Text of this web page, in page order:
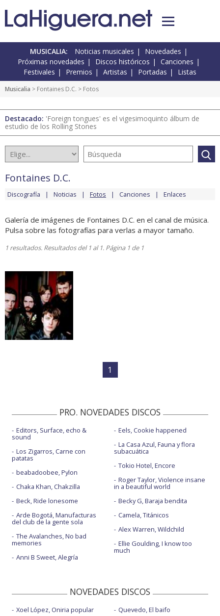
MUSICALIA: Noticias musicales
Novedades
Próximas novedades
Discos históricos
Canciones
Festivales
Premios Artistas Portadas Listas
Musicalia > Fontaines D.C. > Fotos
Destacado: 'Foreign tongues' es el vigesimoquinto álbum de
estudio de los Rolling Stones
Fontaines D.C.
Discografía Noticias Fotos Canciones Enlaces
Galería de imágenes de Fontaines D.C. en el canal de música.
Pulsa sobre las fotografías para verlas a mayor tamaño.
1 resultados. Resultados del 1 al 1. Página 1 de 1
1
PRO. NOVEDADES DISCOS
Editors, Surface, echo &
sound
Los Zigarros, Carne con
patatas
beabadoobee, Pylon
Chaka Khan, Chakzilla
Beck, Ride lonesome
Arde Bogotá, Manufacturas
del club de la gente sola
The Avalanches, No bad
memories
Anni B Sweet, Alegría
Eels, Cookie happened
La Casa Azul, Fauna y flora
subacuática
Tokio Hotel, Encore
Roger Taylor, Violence insane
in a beautiful world
Becky G, Baraja bendita
Camela, Titánicos
Alex Warren, Wildchild
Ellie Goulding, I know too
much
NOVEDADES DISCOS
Xoel López, Oniria popular
Quevedo, El baifo